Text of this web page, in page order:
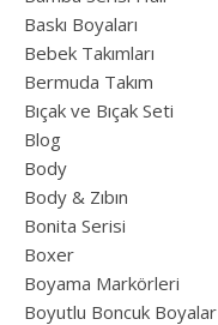
Baskı Boyaları
Bebek Takımları
Bermuda Takım
Bıçak ve Bıçak Seti
Blog
Body
Body & Zıbın
Bonita Serisi
Boxer
Boyama Markörleri
Boyutlu Boncuk Boyalar